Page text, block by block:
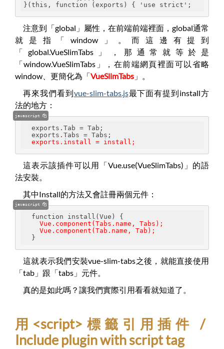
}(this, function (exports) { 'use strict';
注意到「global」屬性，在前端前端裡面，global通常
就是指「window」。而這邊有提到
「global.VueSlimTabs」，那通常就等於是
「window.VueSlimTabs」，在前端網頁裡面可以省略
window、更簡化為「VueSlimTabs 」。
再來我們看到vue-slim-tabs.js最下面有提到install方
法的地方：
javascript
exports.Tab = Tab;
exports.Tabs = Tabs;
exports.install = install;
這表示該插件可以用「Vue.use(VueSlimTabs)」的語
法安裝。
其中Install的方法又會註冊兩個元件：
javascript
function install(Vue) {
Vue.component(Tabs.name, Tabs);
Vue.component(Tab.name, Tab);
}
這就表示我們安裝vue-slim-tabs之後，就能直接使用
「tab」跟「tabs」元件。
真的是如此嗎？讓我們實際引用看看就知道了。
用<script>標籤引用插件 /
Include plugin with script tag